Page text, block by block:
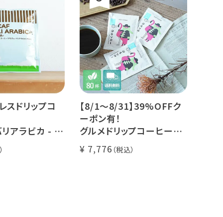
スドリップコ
アラビカ - ア
【8/1～8/31】39%OFFク
ーポン有！
グルメドリップコーヒー
ヨウソロー
80杯セット
7,776